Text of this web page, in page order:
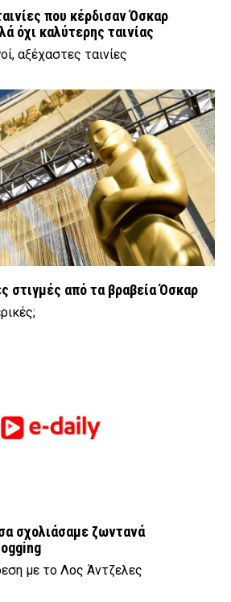
που κέρδισαν Όσκαρ
όχι καλύτερης ταινίας
αξέχαστες ταινίες
στιγμές από τα βραβεία Όσκαρ
σχολιάσαμε ζωντανά
με το Λος Άντζελες